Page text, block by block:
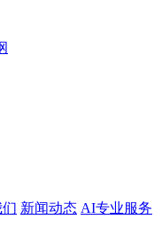
新闻动态 AI专业服务